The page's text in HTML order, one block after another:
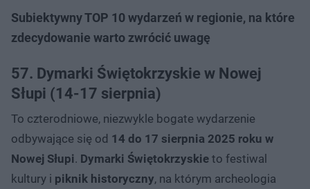
Subiektywny TOP 10 wydarzeń w regionie, na które
zdecydowanie warto zwrócić uwagę
57. Dymarki Świętokrzyskie w Nowej
Słupi (14-17 sierpnia)
To czterodniowe, niezwykle bogate wydarzenie
odbywające się od 14 do 17 sierpnia 2025 roku w
Nowej Słupi. Dymarki Świętokrzyskie to festiwal
kultury i piknik historyczny, na którym archeologia